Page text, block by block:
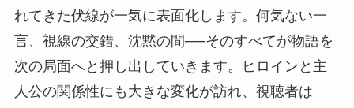
れてきた伏線が一気に表面化します。何気ない一
言、視線の交錯、沈黙の間──そのすべてが物語を
次の局面へと押し出していきます。ヒロインと主
人公の関係性にも大きな変化が訪れ、視聴者は